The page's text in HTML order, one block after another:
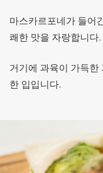
마스카르포네가 들어
쾌한 맛을 자랑합니다.
거기에 과육이 가득한
한 입입니다.